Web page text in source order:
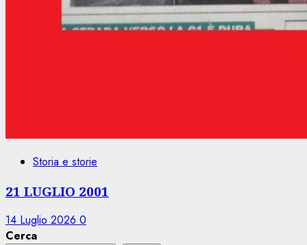
Storia e storie
21 LUGLIO 2001
14 Luglio 2026 0
Cerca